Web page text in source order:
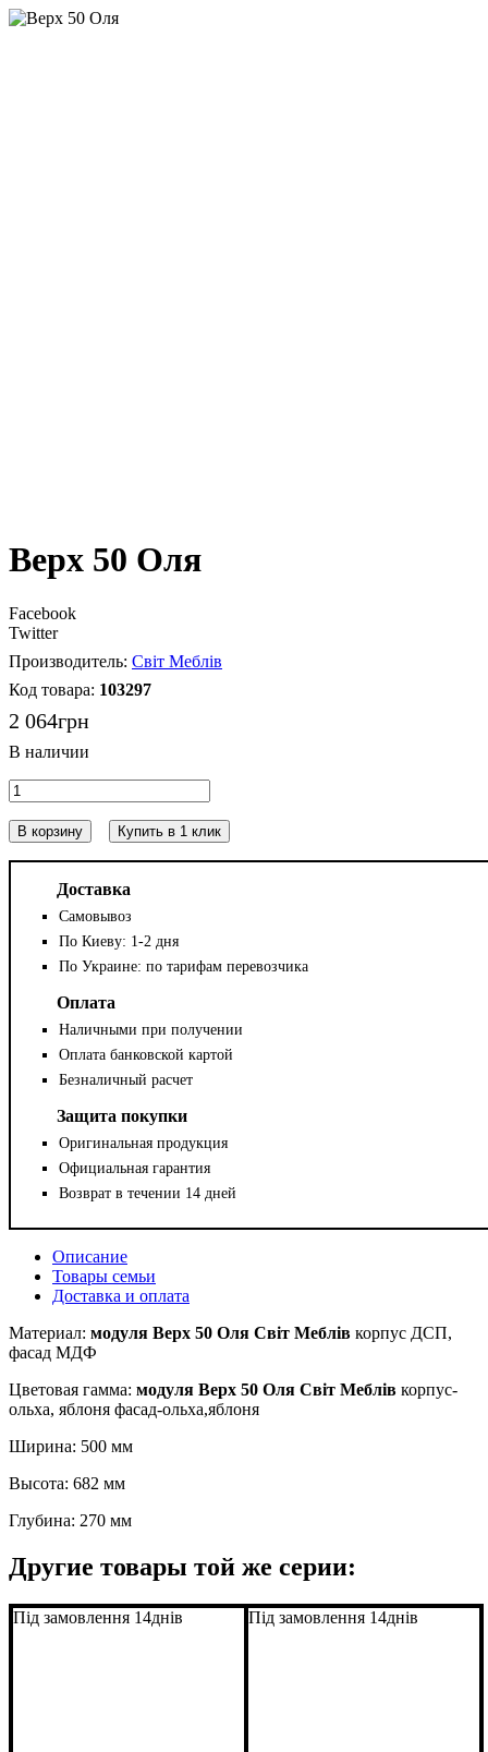
Верх 50 Оля
Facebook
Twitter
Світ Меблів
103297
2 064грн
В корзину Купить в 1 клик
Доставка
Самовывоз
По Киеву: 1-2 дня
По Украине: по тарифам перевозчика
Оплата
Наличными при получении
Оплата банковской картой
Безналичный расчет
Защита покупки
Оригинальная продукция
Официальная гарантия
Возврат в течении 14 дней
Описание
Товары семьи
Доставка и оплата
Материал: модуля Верх 50 Оля Світ Меблів корпус ДСП,
фасад МДФ
Цветовая гамма: модуля Верх 50 Оля Світ Меблів корпус-
ольха, яблоня фасад-ольха,яблоня
Ширина: 500 мм
Высота: 682 мм
Глубина: 270 мм
Другие товары той же серии:
Під замовлення 14днів Під замовлення 14днів